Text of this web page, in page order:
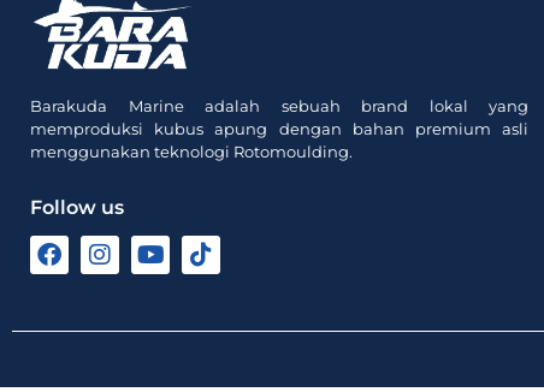
Barakuda Marine adalah sebuah brand lokal yang
memproduksi kubus apung dengan bahan premium asli
menggunakan teknologi Rotomoulding.
Follow us